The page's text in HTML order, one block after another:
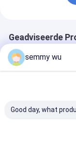
Geadviseerde
semmy wu
Good day, what